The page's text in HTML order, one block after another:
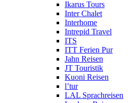
Ikarus Tours
Inter Chalet
Interhome
Intrepid Travel
ITS
ITT Ferien Pur
Jahn Reisen
JT Touristik
Kuoni Reisen
l’tur
LAL Sprachreisen